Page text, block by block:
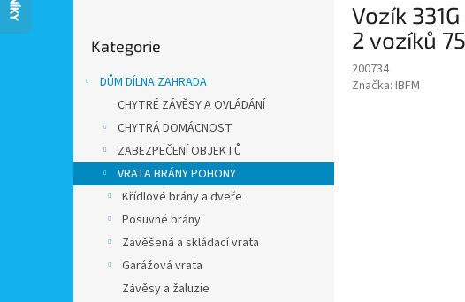
a
kategorie
Kategorie
DŮM DÍLNA ZAHRADA
CHYTRÉ ZÁVĚSY A OVLÁDÁNÍ
CHYTRÁ DOMÁCNOST
ZABEZPEČENÍ OBJEKTŮ
VRATA BRÁNY POHONY
Křídlové brány a dveře
Posuvné brány
Zavěšená a skládací vrata
Garážová vrata
Závěsy a žaluzie
Vozík
2 vozíků
200734
Značka: IBFM